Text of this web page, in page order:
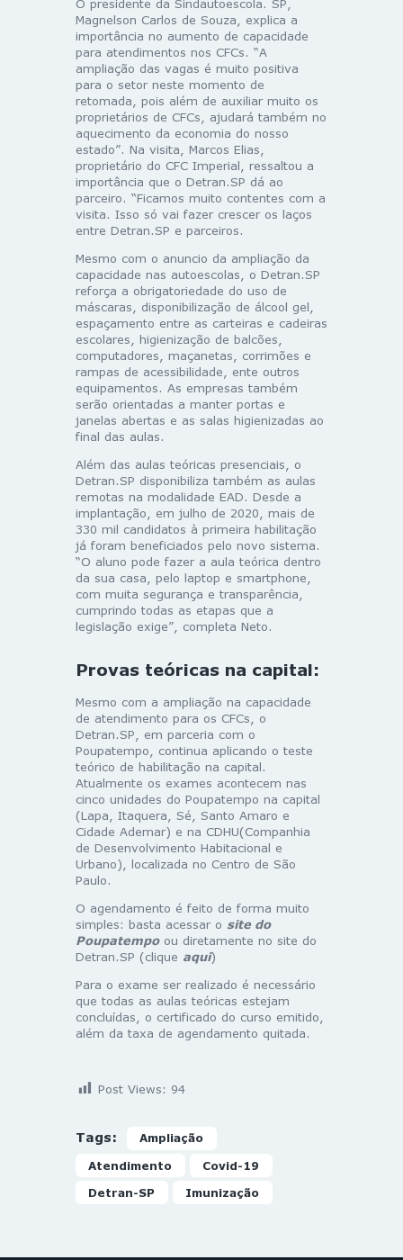
O presidente da Sindautoescola. SP,
Magnelson Carlos de Souza, explica a
importância no aumento de capacidade
para atendimentos nos CFCs. “A
ampliação das vagas é muito positiva
para o setor neste momento de
retomada, pois além de auxiliar muito os
proprietários de CFCs, ajudará também no
aquecimento da economia do nosso
estado”. Na visita, Marcos Elias,
proprietário do CFC Imperial, ressaltou a
importância que o Detran.SP dá ao
parceiro. “Ficamos muito contentes com a
visita. Isso só vai fazer crescer os laços
entre Detran.SP e parceiros.
Mesmo com o anuncio da ampliação da
capacidade nas autoescolas, o Detran.SP
reforça a obrigatoriedade do uso de
máscaras, disponibilização de álcool gel,
espaçamento entre as carteiras e cadeiras
escolares, higienização de balcões,
computadores, maçanetas, corrimões e
rampas de acessibilidade, ente outros
equipamentos. As empresas também
serão orientadas a manter portas e
janelas abertas e as salas higienizadas ao
final das aulas.
Além das aulas teóricas presenciais, o
Detran.SP disponibiliza também as aulas
remotas na modalidade EAD. Desde a
implantação, em julho de 2020, mais de
330 mil candidatos à primeira habilitação
já foram beneficiados pelo novo sistema.
“O aluno pode fazer a aula teórica dentro
da sua casa, pelo laptop e smartphone,
com muita segurança e transparência,
cumprindo todas as etapas que a
legislação exige”, completa Neto.
Provas teóricas na capital:
Mesmo com a ampliação na capacidade
de atendimento para os CFCs, o
Detran.SP, em parceria com o
Poupatempo, continua aplicando o teste
teórico de habilitação na capital.
Atualmente os exames acontecem nas
cinco unidades do Poupatempo na capital
(Lapa, Itaquera, Sé, Santo Amaro e
Cidade Ademar) e na CDHU(Companhia
de Desenvolvimento Habitacional e
Urbano), localizada no Centro de São
Paulo.
O agendamento é feito de forma muito
simples: basta acessar o site do
Poupatempoou diretamente no site do
Detran.SP (clique aqui)
Para o exame ser realizado é necessário
que todas as aulas teóricas estejam
concluídas, o certificado do curso emitido,
além da taxa de agendamento quitada.
Post Views: 94
Tags: Ampliação
Atendimento Covid-19
Detran-SP Imunização